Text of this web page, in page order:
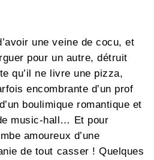
une veine de cocu, et
pour un autre, détruit
qu’il ne livre une pizza,
encombrante d’un prof
boulimique romantique et
music-hall… Et pour
amoureux d’une
de tout casser ! Quelques